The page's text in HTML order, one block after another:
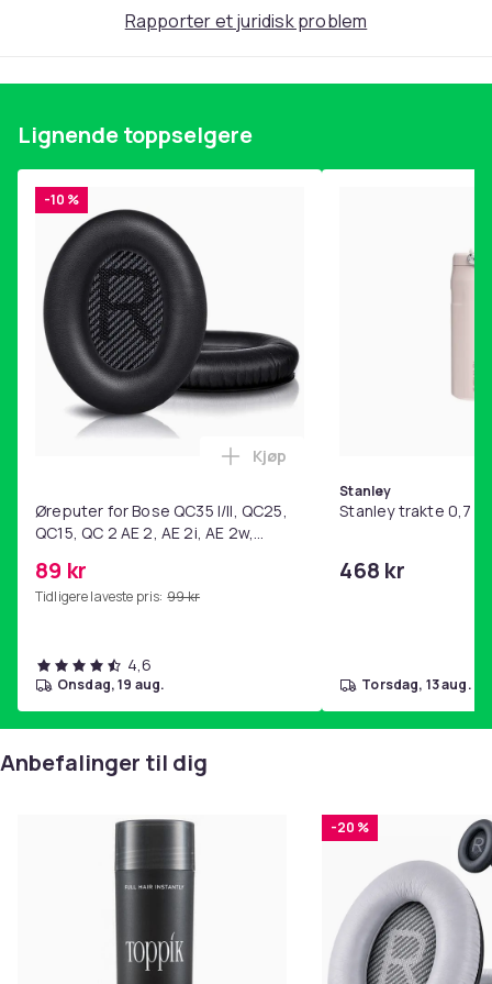
Rapporter et juridisk problem
Lignende toppselgere
-10 %
Øreputer for Bose QC35 I/II, QC25,
QC15, QC 2 AE 2, AE 2i, AE 2w,
89 kr
Tidligere laveste pris: 99 kr
Legg Øreputer for Bose QC35
Kjøp
4,6
onsdag, 19 aug.
Stanley
Stanley trakte 0,7 l,
468 kr
torsdag, 13 aug.
Anbefalinger til dig
-20 %